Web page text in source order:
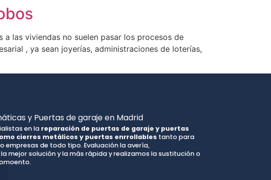
las viviendas no suelen pasar los procesos de
, ya sean joyerías, administraciones de loterías,
y Puertas de garaje en Madrid
en la reparación de puertas de garaje y puertas
cierres metálicos y puertas enrrollables tanto para
empresas de todo tipo. Evaluación la avería,
mejor solución y la más rápida y realizamos la sustitución o